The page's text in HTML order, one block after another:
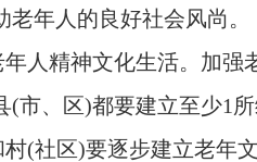
年人的良好社会风尚。
人精神文化生活。 加强
(市、区)都要建立至少1
(社区)要逐步建立老年